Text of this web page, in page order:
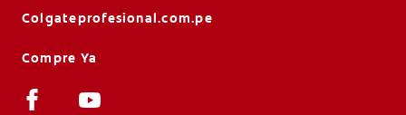
Colgateprofesional.com.pe
Compre Ya